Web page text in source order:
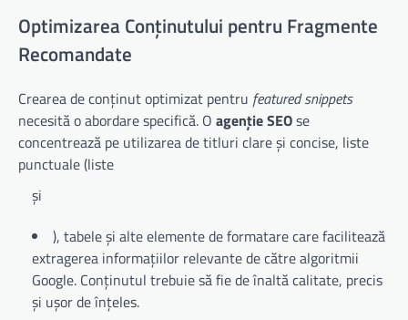
Optimizarea Conținutului pentru Fragmente
Recomandate
Crearea de conținut optimizat pentru featured snippets
necesită o abordare specifică. O agenție SEOse
concentrează pe utilizarea de titluri clare și concise, liste
punctuale (liste
și
), tabele și alte elemente de formatare care facilitează
extragerea informațiilor relevante de către algoritmii
Google. Conținutul trebuie să fie de înaltă calitate, precis
și ușor de înțeles.